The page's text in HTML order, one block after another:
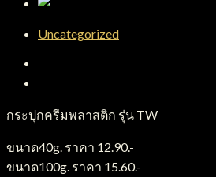
Uncategorized
กระปุกครีมพลาสติก รุ่น TW
ขนาด40g. ราคา 12.90.-
ขนาด100g. ราคา 15.60.-